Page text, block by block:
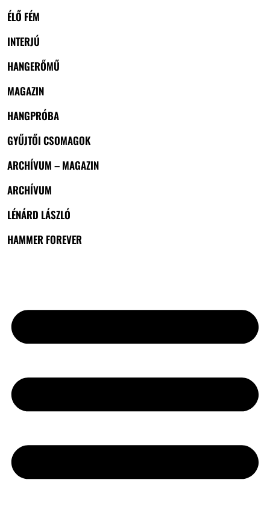
ÉLŐ FÉM
INTERJÚ
HANGERŐMŰ
MAGAZIN
HANGPRÓBA
GYŰJTŐI CSOMAGOK
ARCHÍVUM – MAGAZIN
ARCHÍVUM
LÉNÁRD LÁSZLÓ
HAMMER FOREVER